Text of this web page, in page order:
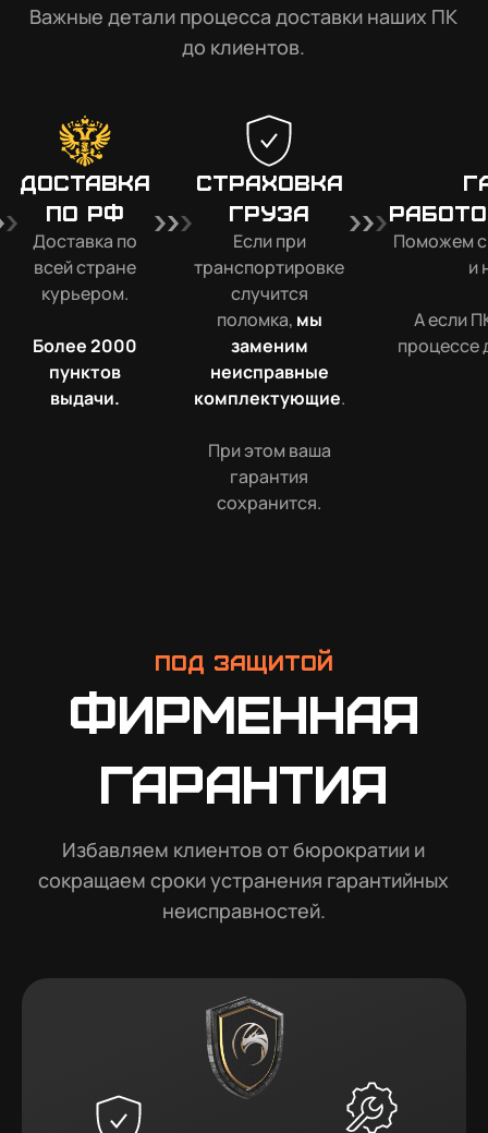
Важные детали процесса доставки наших ПК
до клиентов.
Доставка
по РФ
Доставка по
всей стране
курьером.
Более 2000
пунктов
выдачи.
Страховка
груза
Если при
транспортировке
случится
поломка, мы
заменим
неисправные
комплектующие.
При этом ваша
гарантия
сохранится.
Поможем
и
А если
процессе
Под защитой
Фирменная
гарантия
Избавляем клиентов от бюрократии и
сокращаем сроки устранения гарантийных
неисправностей.